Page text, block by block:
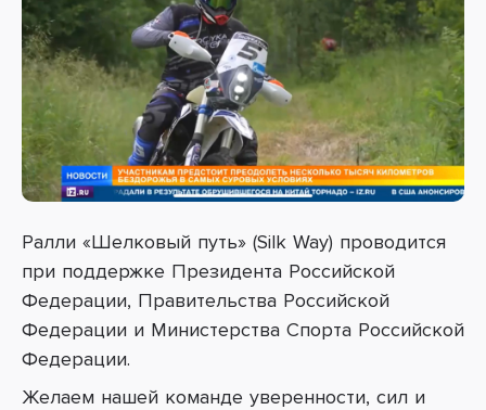
Ралли «Шелковый путь» (Silk Way) проводится
при поддержке Президента Российской
Федерации, Правительства Российской
Федерации и Министерства Спорта Российской
Федерации.
Желаем нашей команде уверенности, сил и